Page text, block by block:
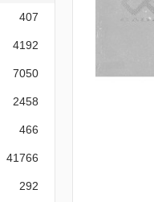
407
4192
7050
2458
466
41766
292